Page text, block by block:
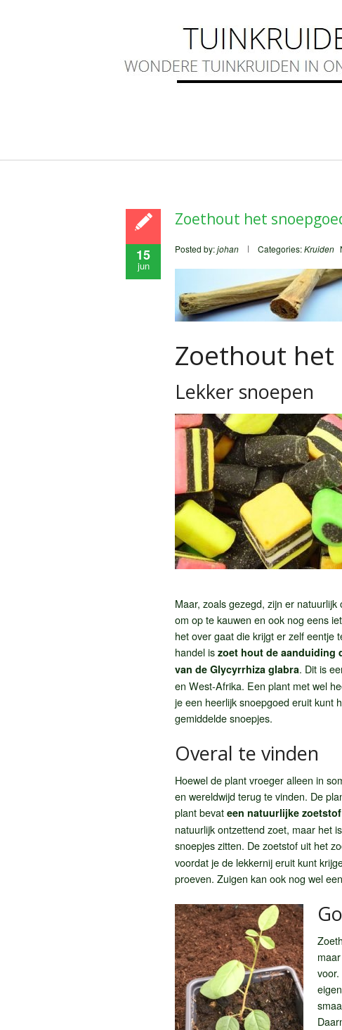
15
jun
Zoethout het
Posted by:johan Categories:Kruiden
Zoethout het
Lekker snoepen
Maar, zoals gezegd, zijn er
om op te kauwen en ook nog eens
het over gaat die krijgt er zelf eentje
handel is zoet hout de aanduiding
van de Glycyrrhiza glabra. Dit is
en West-Afrika. Een plant met wel
je een heerlijk snoepgoed eruit kunt
gemiddelde snoepjes.
Overal te vinden
Hoewel de plant vroeger alleen in
en wereldwijd terug te vinden. De
plant bevat een natuurlijke
natuurlijk ontzettend zoet, maar het
snoepjes zitten. De zoetstof uit het
voordat je de lekkernij eruit kunt
proeven. Zuigen kan ook nog wel